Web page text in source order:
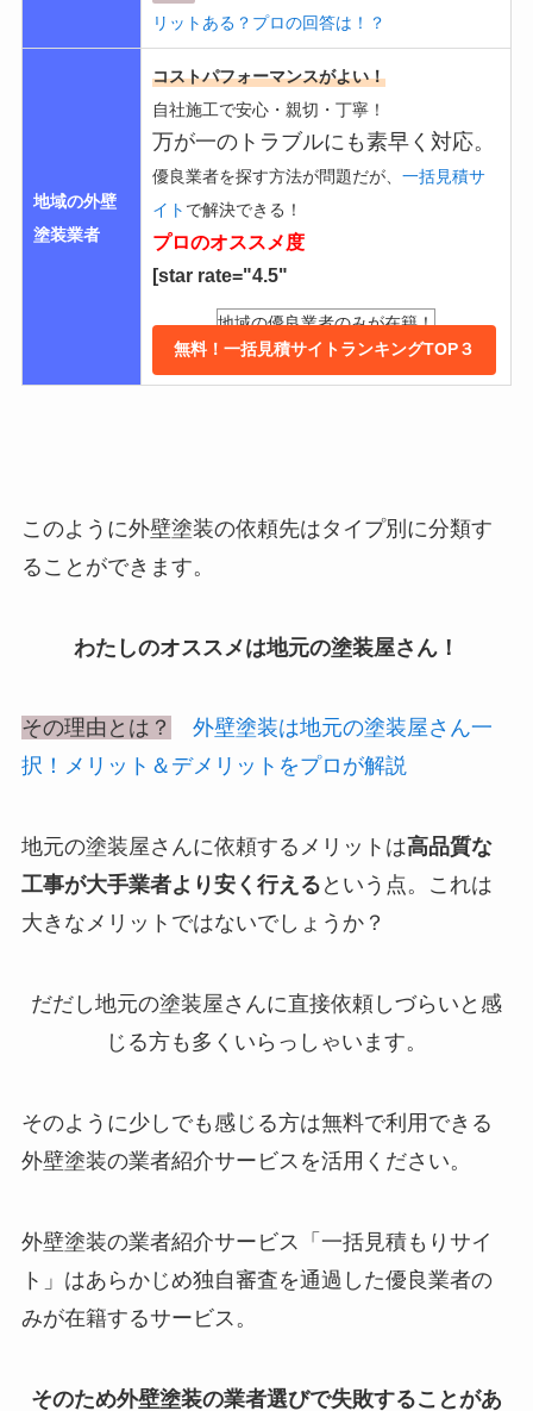
リットある？プロの回答は！？
地域の外壁
塗装業者
コストパフォーマンスがよい！
自社施工で安心・親切・丁寧！
万が一のトラブルにも素早く対応。
優良業者を探す方法が問題だが、 一括見積サ
イト で解決できる！
プロのオススメ度
[star rate="4.5"
地域の優良業者のみが在籍！
無料！一括見積サイトランキングTOP３
このように外壁塗装の依頼先はタイプ別に分類す
ることができます。
わたしのオススメは地元の塗装屋さん！
その理由とは？
外壁塗装は地元の塗装屋さん一
択！メリット＆デメリットをプロが解説
地元の塗装屋さんに依頼するメリットは高品質な
工事が大手業者より安く行える という点。これは
大きなメリットではないでしょうか？
だだし地元の塗装屋さんに直接依頼しづらいと感
じる方も多くいらっしゃいます。
そのように少しでも感じる方は無料で利用できる
外壁塗装の業者紹介サービスを活用ください。
外壁塗装の業者紹介サービス「一括見積もりサイ
ト」はあらかじめ独自審査を通過した優良業者の
みが在籍するサービス。
そのため外壁塗装の業者選びで失敗することがあ